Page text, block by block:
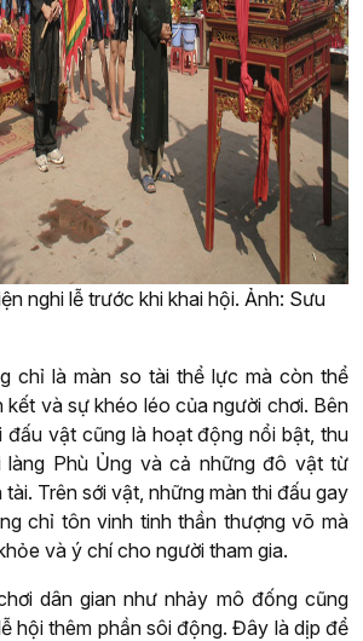
nghi lễ trước khi khai hội. Ảnh: Sưu
chỉ là màn so tài thể lực mà còn thể
kết và sự khéo léo của người chơi. Bên
đấu vật cũng là hoạt động nổi bật, thu
làng Phù Ủng và cả những đô vật từ
Trên sới vật, những màn thi đấu gay
chỉ tôn vinh tinh thần thượng võ mà
và ý chí cho người tham gia.
dân gian như nhảy mô đống cũng
hội thêm phần sôi động. Đây là dịp để